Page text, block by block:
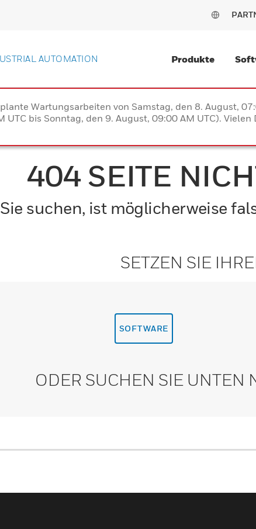
AUTOMATION Produkte
Wartungsarbeiten von Samstag, den 8. August,
UTC bis Sonntag, den 9. August, 09:00 AM UTC).
404 SEITE
Sie suchen, ist möglicherweise
SETZEN SIE
SOFTWARE
ODER SUCHEN SIE UNTEN